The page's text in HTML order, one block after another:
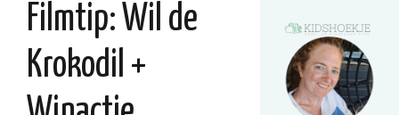
Filmtip: Wil de
Krokodil +